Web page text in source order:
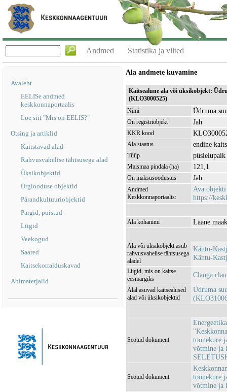
Andmed Statistika ja viited
Avaleht
EELISe andmed
keskkonnaportaalis
Loe siit "Mis on EELIS?"
Otsing ja artiklid
Kaitstavad alad
Rahvusvahelise tähtsusega alad
Üksikobjektid
Ürglooduse objektid
Pärandkultuuriobjektid
Pargid, puistud
Liigid
Veekogud
Saared
Kaitsekorralduskavad
Abimaterjalid
Ala andmete kuvamine
Kaitsealune ala või üksikobjekt:
(KLO3000525)
Nimi
Üdruma
On registriobjekt Jah
KKR kood
Ala staatus endine
Tüüp püsielupaik
Maismaa pindala (ha) 121,1
On maksusoodustus Jah
Andmed
Keskkonnaportaalis:
Ava objekti
https://
Ala kohanimi Lääne
Ala või üksikobjekt asub
rahvusvahelise tähtsusega
aladel
Käntu-
Käntu-
Liigid, mis on kaitse
eesmärgiks
Clanga
Alal asuvad kaitsealused
alad või üksikobjektid
Üdruma
Seotud dokument
toonekure
võtmine ja
Seotud dokument
toonekure
võtmine ja